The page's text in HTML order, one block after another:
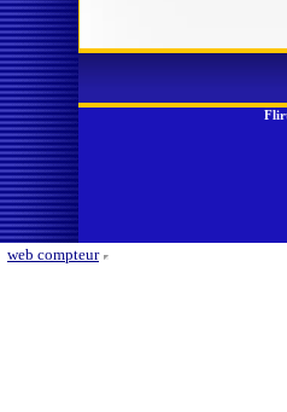
web compteur